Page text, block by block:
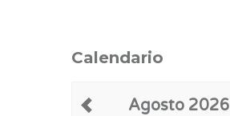
Calendario
Agosto 2026